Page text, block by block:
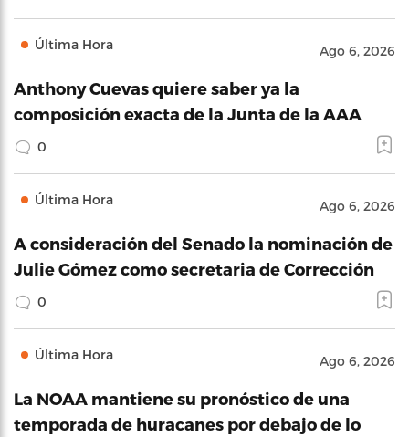
Última Hora Ago 6, 2026
Anthony Cuevas quiere saber ya la
composición exacta de la Junta de la AAA
0
Última Hora Ago 6, 2026
A consideración del Senado la nominación de
Julie Gómez como secretaria de Corrección
0
Última Hora Ago 6, 2026
La NOAA mantiene su pronóstico de una
temporada de huracanes por debajo de lo